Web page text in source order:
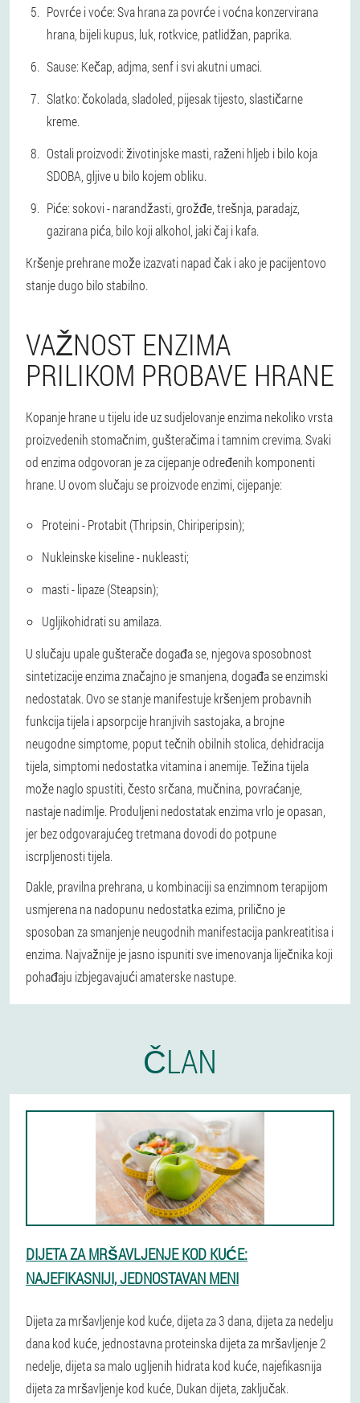
Povrće i voće: Sva hrana za povrće i voćna konzervirana
hrana, bijeli kupus, luk, rotkvice, patlidžan, paprika.
Sause: Kečap, adjma, senf i svi akutni umaci.
Slatko: čokolada, sladoled, pijesak tijesto, slastičarne
kreme.
Ostali proizvodi: životinjske masti, raženi hljeb i bilo koja
SDOBA, gljive u bilo kojem obliku.
Piće: sokovi - narandžasti, grožđe, trešnja, paradajz,
gazirana pića, bilo koji alkohol, jaki čaj i kafa.
Kršenje prehrane može izazvati napad čak i ako je pacijentovo
stanje dugo bilo stabilno.
VAŽNOST ENZIMA
PRILIKOM PROBAVE HRANE
Kopanje hrane u tijelu ide uz sudjelovanje enzima nekoliko vrsta
proizvedenih stomačnim, gušteračima i tamnim crevima. Svaki
od enzima odgovoran je za cijepanje određenih komponenti
hrane. U ovom slučaju se proizvode enzimi, cijepanje:
Proteini - Protabit (Thripsin, Chiriperipsin);
Nukleinske kiseline - nukleasti;
masti - lipaze (Steapsin);
Ugljikohidrati su amilaza.
U slučaju upale gušterače događa se, njegova sposobnost
sintetizacije enzima značajno je smanjena, događa se enzimski
nedostatak. Ovo se stanje manifestuje kršenjem probavnih
funkcija tijela i apsorpcije hranjivih sastojaka, a brojne
neugodne simptome, poput tečnih obilnih stolica, dehidracija
tijela, simptomi nedostatka vitamina i anemije. Težina tijela
može naglo spustiti, često srčana, mučnina, povraćanje,
nastaje nadimlje. Produljeni nedostatak enzima vrlo je opasan,
jer bez odgovarajućeg tretmana dovodi do potpune
iscrpljenosti tijela.
Dakle, pravilna prehrana, u kombinaciji sa enzimnom terapijom
usmjerena na nadopunu nedostatka ezima, prilično je
sposoban za smanjenje neugodnih manifestacija pankreatitisa i
enzima. Najvažnije je jasno ispuniti sve imenovanja liječnika koji
pohađaju izbjegavajući amaterske nastupe.
ČLAN
DIJETA ZA MRŠAVLJENJE KOD KUĆE:
NAJEFIKASNIJI, JEDNOSTAVAN MENI
Dijeta za mršavljenje kod kuće, dijeta za 3 dana, dijeta za nedelju
dana kod kuće, jednostavna proteinska dijeta za mršavljenje 2
nedelje, dijeta sa malo ugljenih hidrata kod kuće, najefikasnija
dijeta za mršavljenje kod kuće, Dukan dijeta, zaključak.